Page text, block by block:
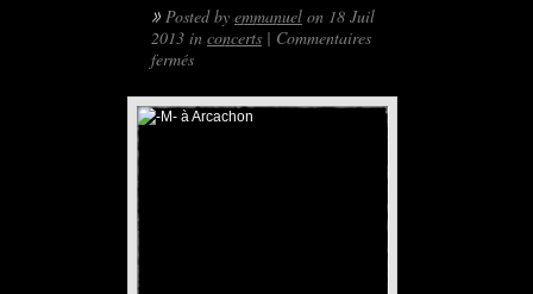
» Posted by emmanuel on 18 Juil
2013 in concerts | Commentaires
ferméssur
M-
à